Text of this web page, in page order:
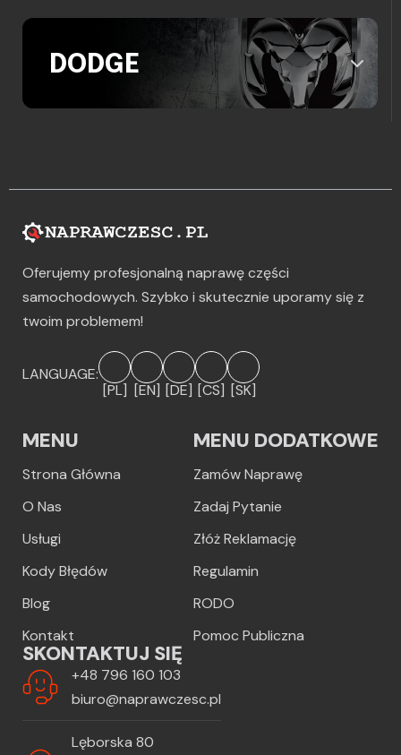
DODGE
Oferujemy profesjonalną naprawę części
samochodowych. Szybko i skutecznie uporamy się z
twoim problemem!
LANGUAGE:
[PL] [EN] [DE] [CS] [SK]
MENU
Strona Główna
O Nas
Usługi
Kody Błędów
Blog
Kontakt
MENU DODATKOWE
Zamów Naprawę
Zadaj Pytanie
Złóż Reklamację
Regulamin
RODO
Pomoc Publiczna
SKONTAKTUJ SIĘ
+48 796 160 103
biuro@naprawczesc.pl
Lęborska 80